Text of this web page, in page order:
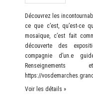
Découvrez les
ce que c’est, qu’est-ce
mosaïque, c’est fait
découverte des
compagnie d’un.e
https://
Voir les détails »